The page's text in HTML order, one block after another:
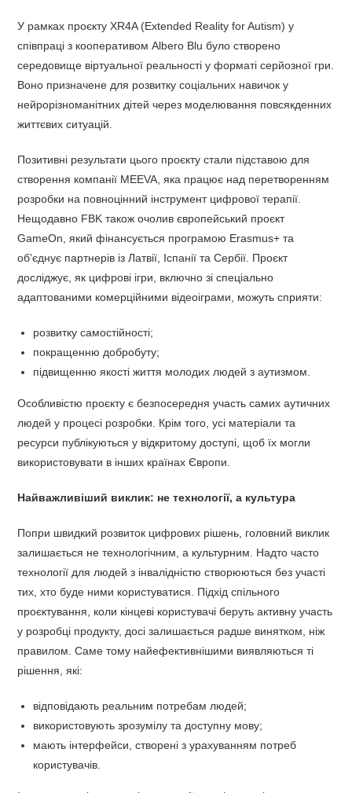
У рамках проєкту XR4A (Extended Reality for Autism) у
співпраці з кооперативом Albero Blu було створено
середовище віртуальної реальності у форматі серйозної гри.
Воно призначене для розвитку соціальних навичок у
нейрорізноманітних дітей через моделювання повсякденних
життєвих ситуацій.
Позитивні результати цього проєкту стали підставою для
створення компанії MEEVA, яка працює над перетворенням
розробки на повноцінний інструмент цифрової терапії.
Нещодавно FBK також очолив європейський проєкт
GameOn, який фінансується програмою Erasmus+ та
об’єднує партнерів із Латвії, Іспанії та Сербії. Проєкт
досліджує, як цифрові ігри, включно зі спеціально
адаптованими комерційними відеоіграми, можуть сприяти:
розвитку самостійності;
покращенню добробуту;
підвищенню якості життя молодих людей з аутизмом.
Особливістю проєкту є безпосередня участь самих аутичних
людей у процесі розробки. Крім того, усі матеріали та
ресурси публікуються у відкритому доступі, щоб їх могли
використовувати в інших країнах Європи.
Найважливіший виклик: не технології, а культура
Попри швидкий розвиток цифрових рішень, головний виклик
залишається не технологічним, а культурним. Надто часто
технології для людей з інвалідністю створюються без участі
тих, хто буде ними користуватися. Підхід спільного
проєктування, коли кінцеві користувачі беруть активну участь
у розробці продукту, досі залишається радше винятком, ніж
правилом. Саме тому найефективнішими виявляються ті
рішення, які:
відповідають реальним потребам людей;
використовують зрозумілу та доступну мову;
мають інтерфейси, створені з урахуванням потреб
користувачів.